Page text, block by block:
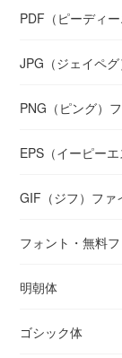
PDF（ピーディ
JPG（ジェイペ
PNG（ピング）
EPS（イーピー
GIF（ジフ）ファ
フォント・無料
明朝体
ゴシック体